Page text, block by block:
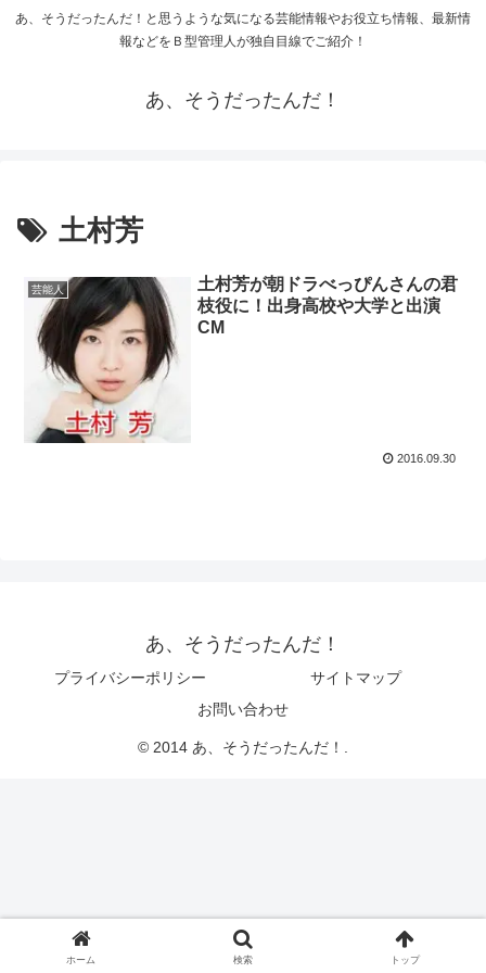
あ、そうだったんだ！と思うような気になる芸能情報やお役立ち情報、最新情
報などをＢ型管理人が独自目線でご紹介！
あ、そうだったんだ！
土村芳
芸能人
土村芳が朝ドラべっぴんさんの君
枝役に！出身高校や大学と出演
CM
2016.09.30
あ、そうだったんだ！
プライバシーポリシー
サイトマップ
お問い合わせ
© 2014 あ、そうだったんだ！.
ホーム 検索 トップ